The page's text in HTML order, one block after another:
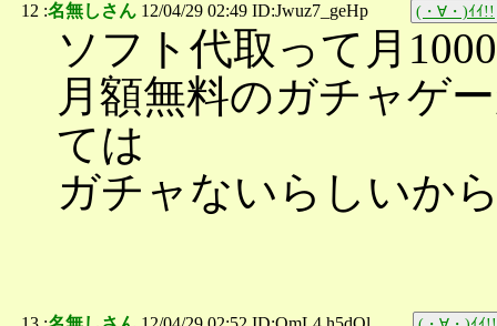
12 :名無しさん 12/04/29 02:49 ID:Jwuz7_geHp (・∀・)ｲｲ!!
ソフト代取って月
月額無料のガチャゲ
ては
ガチャないらしいか